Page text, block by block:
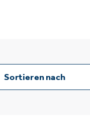
Sortieren nach